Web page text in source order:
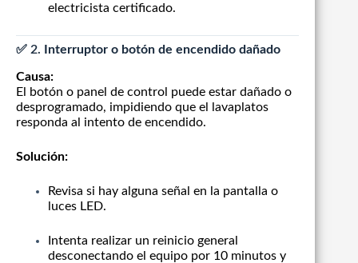
electricista certificado.
✅ 2. Interruptor o botón de encendido dañado
Causa:
El botón o panel de control puede estar dañado o
desprogramado, impidiendo que el lavaplatos
responda al intento de encendido.
Solución:
Revisa si hay alguna señal en la pantalla o
luces LED.
Intenta realizar un reinicio general
desconectando el equipo por 10 minutos y